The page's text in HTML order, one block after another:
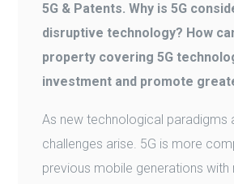
5G & Patents. Why is 5G
disruptive technology? How
property covering 5G
investment and promote
As new technological paradigms
challenges arise. 5G is more
previous mobile generations with